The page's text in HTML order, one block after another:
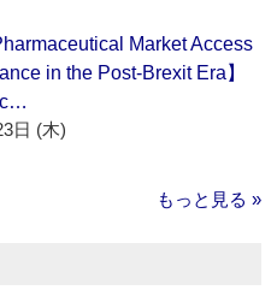
Market Access
in the Post-Brexit Era】
日 (木)
もっと見る »